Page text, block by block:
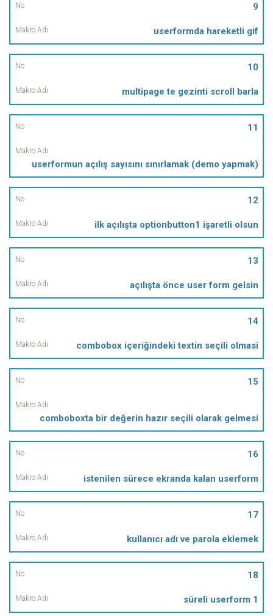
9
userformda hareketli gif
10
multipage te gezinti scroll barla
11
userformun açılış sayısını sınırlamak (demo yapmak)
12
ilk açılışta optionbutton1 işaretli olsun
13
açılışta önce user form gelsin
14
combobox içeriğindeki textin seçili olmasi
15
comboboxta bir değerin hazır seçili olarak gelmesi
16
istenilen sürece ekranda kalan userform
17
kullanıcı adı ve parola eklemek
18
süreli userform 1